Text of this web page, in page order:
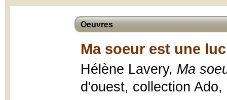
Oeuvres
Ma soeur est une
Hélène Lavery, Ma
d'ouest, collection